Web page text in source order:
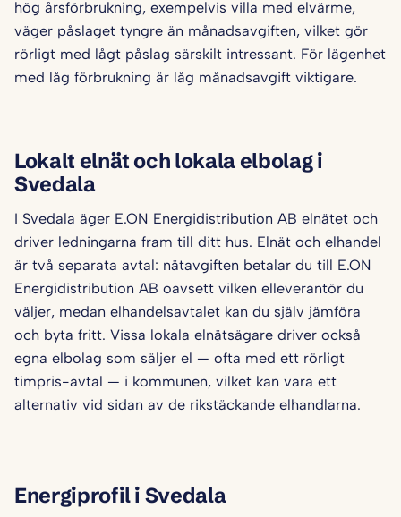
hög årsförbrukning, exempelvis villa med elvärme,
väger påslaget tyngre än månadsavgiften, vilket gör
rörligt med lågt påslag särskilt intressant. För lägenhet
med låg förbrukning är låg månadsavgift viktigare.
Lokalt elnät och lokala elbolag i
Svedala
I Svedala äger E.ON Energidistribution AB elnätet och
driver ledningarna fram till ditt hus. Elnät och elhandel
är två separata avtal: nätavgiften betalar du till E.ON
Energidistribution AB oavsett vilken elleverantör du
väljer, medan elhandelsavtalet kan du själv jämföra
och byta fritt. Vissa lokala elnätsägare driver också
egna elbolag som säljer el — ofta med ett rörligt
timpris-avtal — i kommunen, vilket kan vara ett
alternativ vid sidan av de rikstäckande elhandlarna.
Energiprofil i Svedala